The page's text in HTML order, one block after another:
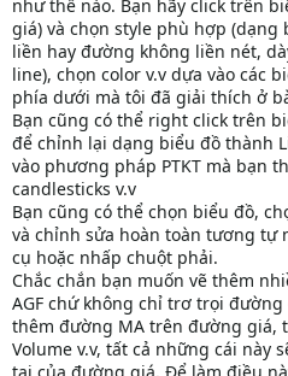
như thế nào. Bạn hãy click trên
giá) và chọn style phù hợp (dạng
liền hay đường không liền nét,
line), chọn color v.v dựa vào các
phía dưới mà tôi đã giải thích ở
Bạn cũng có thể right click trên
để chỉnh lại dạng biểu đồ thành
vào phương pháp PTKT mà bạn
candlesticks v.v
Bạn cũng có thể chọn biểu đồ,
và chỉnh sửa hoàn toàn tương tự
cụ hoặc nhấp chuột phải.
Chắc chắn bạn muốn vẽ thêm
AGF chứ không chỉ trơ trọi
thêm đường MA trên đường giá,
Volume v.v, tất cả những cái này